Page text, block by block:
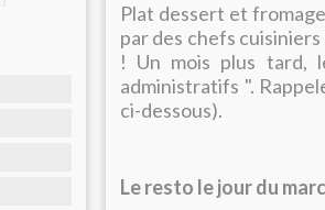
Plat dessert et
par des chefs
! Un mois plus tard,
administratifs ".
ci-dessous).
Le resto le jour du